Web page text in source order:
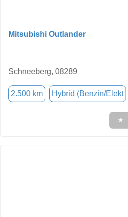
Mitsubishi Outlander
Schneeberg, 08289
2.500 km Hybrid (Benzin/Elekt
★